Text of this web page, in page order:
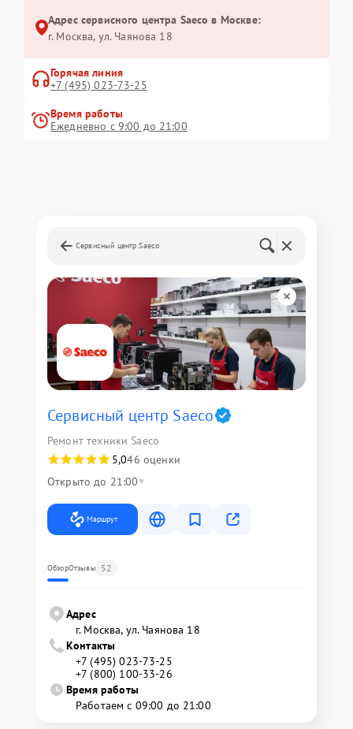
Адрес сервисного центра Saeco в Москве:
г. Москва, ул. Чаянова 18
Горячая линия
+7 (495) 023-73-25
Время работы
Ежедневно с 9:00 до 21:00
Сервисный центр Saeco
Сервисный центр Saeco
Ремонт техники Saeco
5,046 оценки
Открыто до 21:00
Маршрут
ОбзорОтзывы 52
Адрес
г. Москва, ул. Чаянова 18
Контакты
+7 (495) 023-73-25
+7 (800) 100-33-26
Время работы
Работаем с 09:00 до 21:00